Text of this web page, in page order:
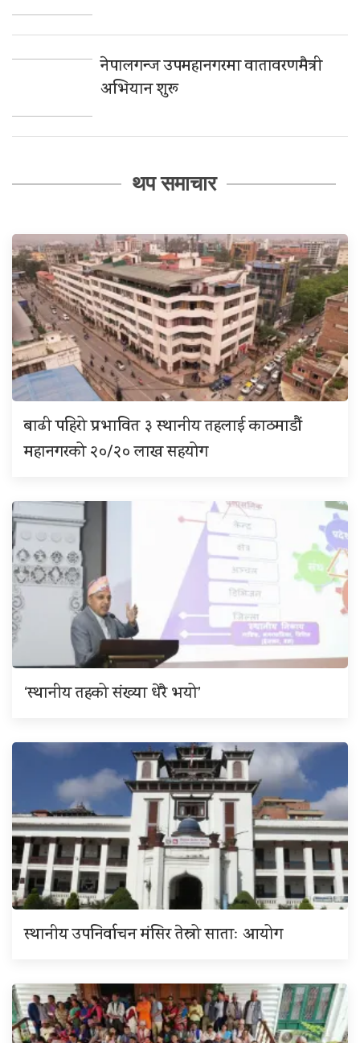
नेपालगन्ज उपमहानगरमा वातावरणमैत्री
अभियान शुरू
थप समाचार
बाढी पहिरो प्रभावित ३ स्थानीय तहलाई काठमाडौं
महानगरको २०/२० लाख सहयोग
‘स्थानीय तहको संख्या धेरै भयो’
स्थानीय उपनिर्वाचन मंसिर तेस्रो साताः आयोग